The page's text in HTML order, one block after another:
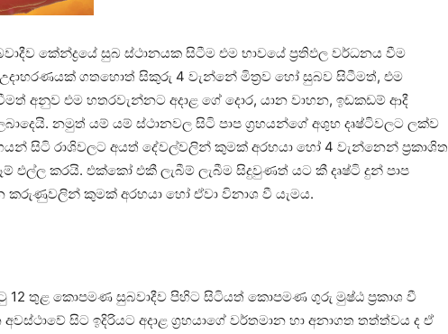
කේන්ද්‍රයේ සුබ ස්‌ථානයක සිටීම එම භාවයේ ප්‍රතිඵල වර්ධනය වීම
ගතහොත් සිකුරු 4 වැන්නේ මිත්‍රව හෝ සුබව සිටීමත්, එම
අනුව එම හතරවැන්නට අදාළ ගේ දොර, යාන වාහන, ඉඩකඩම් ආදී
නමුත් යම් යම් ස්‌ථානවල සිටි පාප ග්‍රහයන්ගේ අශුභ දෘෂ්ටිවලට ලක්‌ව
සිටි රාශිවලට අයත් දේවල්වලින් කුමක්‌ අරභයා හෝ 4 වැන්නෙන් ප්‍රකාශිත
එල්ල කරයි. එක්‌කෝ එකී ලැබීම් ලැබීම සිදුවුණත් යට කී දෘෂ්ටි දුන් පාප
කරුණුවලින් කුමක්‌ අරභයා හෝ ඒවා විනාශ වී යැමය.
12 තුළ කොපමණ සුබවාදීව පිහිට සිටියත් කොපමණ ගුරු මුෂ්ඨ ප්‍රකාශ වී
සිට ඉදිරියට අදාළ ග්‍රහයාගේ වර්තමාන හා අනාගත තත්ත්වය ද ඒ